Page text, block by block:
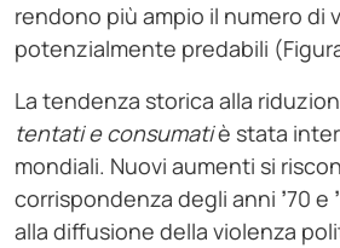
rendono più ampio il numero di
potenzialmente predabili
La tendenza storica alla
tentati e consumatiè stata
mondiali. Nuovi aumenti si
corrispondenza degli anni ’70 e ’
alla diffusione della violenza